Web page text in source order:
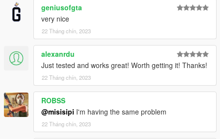
geniusofgta
very nice
22 Tháng chín, 2023
alexanrdu
Just tested and works great! Worth getting it! Thanks!
22 Tháng chín, 2023
ROBSS
@misisipi I'm having the same problem
22 Tháng chín, 2023